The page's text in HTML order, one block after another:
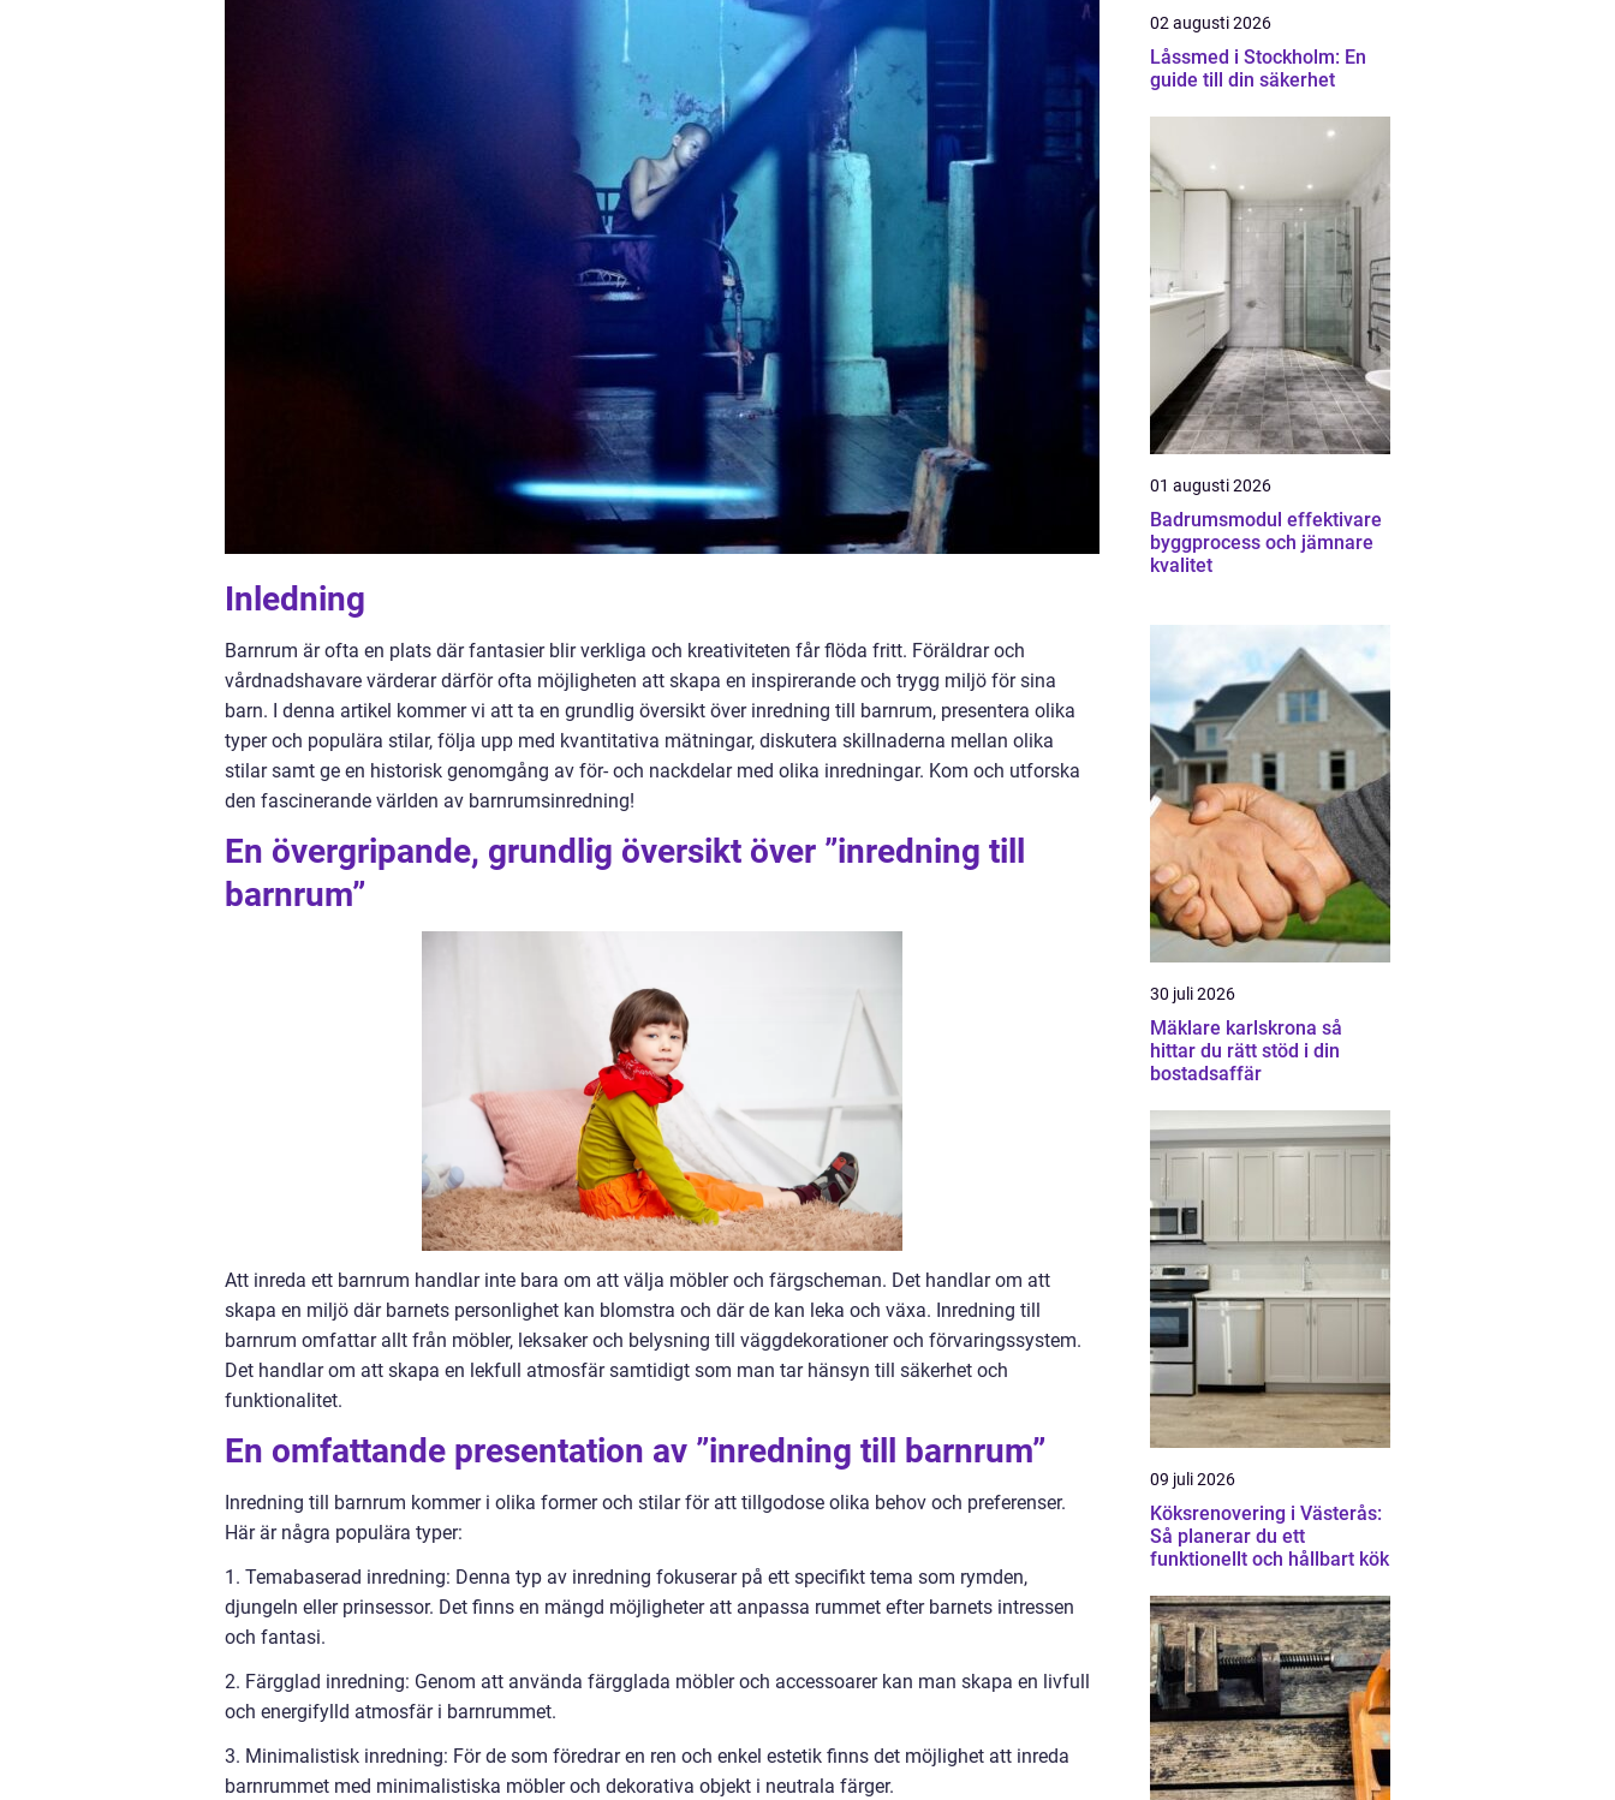
Inledning
Barnrum är ofta en plats där fantasier blir verkliga och kreativiteten får flöda fritt. Föräldrar och
vårdnadshavare värderar därför ofta möjligheten att skapa en inspirerande och trygg miljö för sina
barn. I denna artikel kommer vi att ta en grundlig översikt över inredning till barnrum, presentera olika
typer och populära stilar, följa upp med kvantitativa mätningar, diskutera skillnaderna mellan olika
stilar samt ge en historisk genomgång av för- och nackdelar med olika inredningar. Kom och utforska
den fascinerande världen av barnrumsinredning!
En övergripande, grundlig översikt över ”inredning till
barnrum”
Att inreda ett barnrum handlar inte bara om att välja möbler och färgscheman. Det handlar om att
skapa en miljö där barnets personlighet kan blomstra och där de kan leka och växa. Inredning till
barnrum omfattar allt från möbler, leksaker och belysning till väggdekorationer och förvaringssystem.
Det handlar om att skapa en lekfull atmosfär samtidigt som man tar hänsyn till säkerhet och
funktionalitet.
En omfattande presentation av ”inredning till barnrum”
Inredning till barnrum kommer i olika former och stilar för att tillgodose olika behov och preferenser.
Här är några populära typer:
1. Temabaserad inredning: Denna typ av inredning fokuserar på ett specifikt tema som rymden,
djungeln eller prinsessor. Det finns en mängd möjligheter att anpassa rummet efter barnets intressen
och fantasi.
2. Färgglad inredning: Genom att använda färgglada möbler och accessoarer kan man skapa en livfull
och energifylld atmosfär i barnrummet.
3. Minimalistisk inredning: För de som föredrar en ren och enkel estetik finns det möjlighet att inreda
barnrummet med minimalistiska möbler och dekorativa objekt i neutrala färger.
02 augusti 2026
Låssmed i Stockholm: En
guide till din säkerhet
01 augusti 2026
Badrumsmodul effektivare
byggprocess och jämnare
kvalitet
30 juli 2026
Mäklare karlskrona så
hittar du rätt stöd i din
bostadsaffär
09 juli 2026
Köksrenovering i Västerås:
Så planerar du ett
funktionellt och hållbart kök